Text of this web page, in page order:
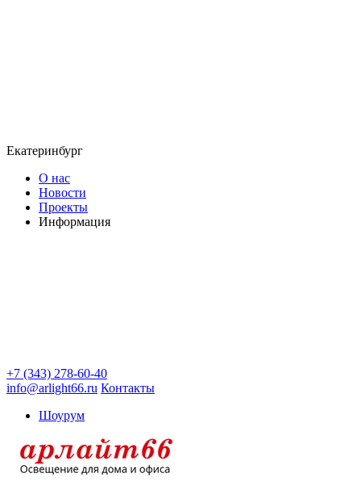
Екатеринбург
О нас
Новости
Проекты
Информация
+7 (343) 278-60-40
info@arlight66.ru Контакты
Шоурум